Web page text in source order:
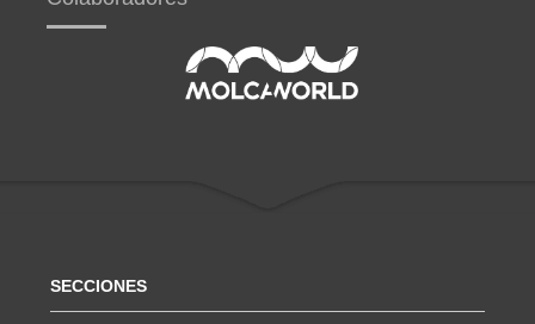
SECCIONES